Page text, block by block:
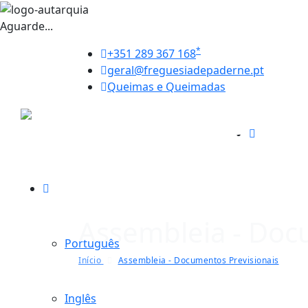
Aguarde...
+351 289 367 168*
geral@freguesiadepaderne.pt
Queimas e Queimadas
Português
Inglês
Assembleia -
Início Assembleia - Documentos Previsionais